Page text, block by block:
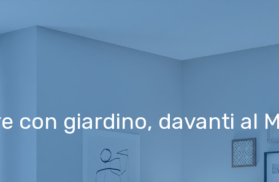
con giardino, davanti al